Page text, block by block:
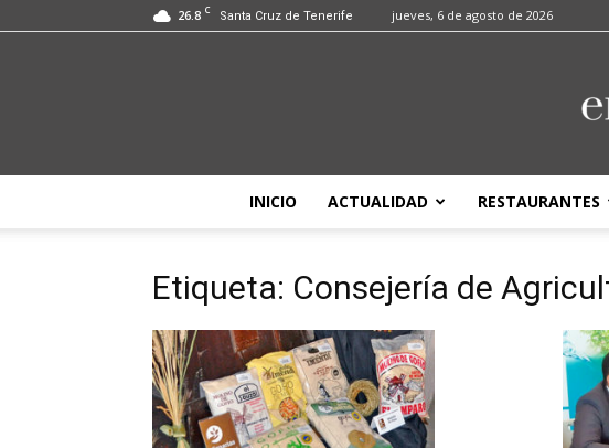
26.8 C Santa Cruz de Tenerife jueves, 6 de agosto de 2026
INICIO ACTUALIDAD RESTAURANTES
Etiqueta: Consejería de